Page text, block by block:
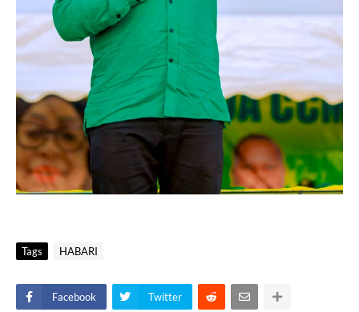
Tags HABARI
Facebook Twitter